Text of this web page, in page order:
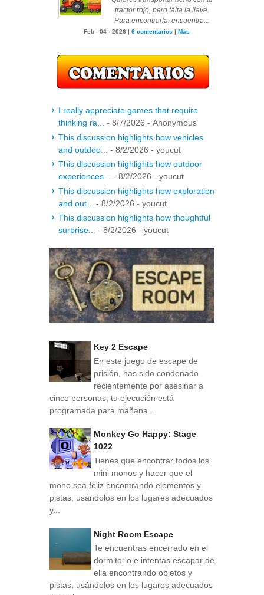
tractor rojo, pero falta la llave.
Para encontrarla, encuentra...
Feb - 04 - 2026 | 6 comentarios | Más
I really appreciate games that require
thinking ra...
- 8/7/2026 - Anonymous
This discussion highlights how vehicles
and outdoo...
- 8/2/2026 - youcut
This discussion highlights how outdoor
experiences...
- 8/2/2026 - youcut
This discussion highlights how exploration
and out...
- 8/2/2026 - youcut
This discussion highlights how thoughtful
surprise...
- 8/2/2026 - youcut
Key 2 Escape
En este juego de escape de
prisión, has sido condenado
recientemente por asesinar a
cinco personas, tu ejecución está
programada para mañana...
Monkey Go Happy: Stage
1022
Tienes que encontrar todos los
mini monos y hacer que el
mono sea feliz encontrando elementos y
pistas, usándolos en los lugares adecuados
y...
Night Room Escape
Te encuentras encerrado en el
dormitorio e intentas escapar de
ella encontrando objetos y
pistas, usándolos en los lugares adecuados